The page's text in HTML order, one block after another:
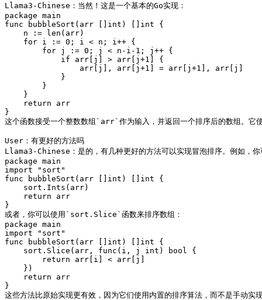
Llama3-Chinese：当然！这是一个基本的Go实现：
package main
func bubbleSort(arr []int) []int {
    n := len(arr)
    for i := 0; i < n; i++ {
        for j := 0; j < n-i-1; j++ {
            if arr[j] > arr[j+1] {
                arr[j], arr[j+1] = arr[j+1], arr[j]
            }
        }
    }
    return arr
}
这个函数接受一个整数数组`arr`作为输入，并返回一个排序后的数组。它
User：有更好的方法吗
Llama3-Chinese：是的，有几种更好的方法可以实现冒泡排序。例如，
package main
import "sort"
func bubbleSort(arr []int) []int {
    sort.Ints(arr)
    return arr
}
或者，你可以使用`sort.Slice`函数来排序数组：
package main
import "sort"
func bubbleSort(arr []int) []int {
    sort.Slice(arr, func(i, j int) bool {
        return arr[i] < arr[j]
    })
    return arr
}
这些方法比原始实现更有效，因为它们使用内置的排序算法，而不是手动实